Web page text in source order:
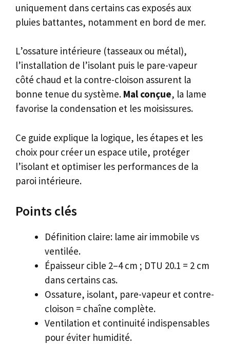
uniquement dans certains cas exposés aux
pluies battantes, notamment en bord de mer.
L’ossature intérieure (tasseaux ou métal),
l’installation de l’isolant puis le pare-vapeur
côté chaud et la contre-cloison assurent la
bonne tenue du système. Mal conçue, la lame
favorise la condensation et les moisissures.
Ce guide explique la logique, les étapes et les
choix pour créer un espace utile, protéger
l’isolant et optimiser les performances de la
paroi intérieure.
Points clés
Définition claire: lame air immobile vs
ventilée.
Épaisseur cible 2–4 cm ; DTU 20.1 = 2 cm
dans certains cas.
Ossature, isolant, pare-vapeur et contre-
cloison = chaîne complète.
Ventilation et continuité indispensables
pour éviter humidité.